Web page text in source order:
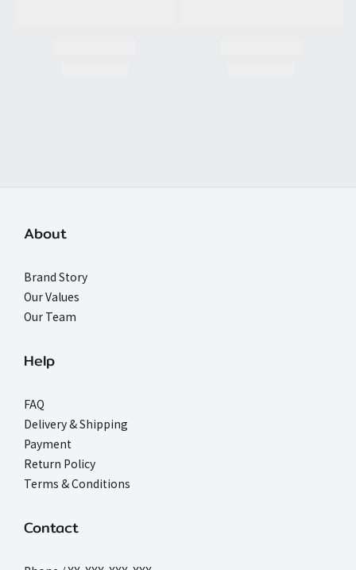
About
Brand Story
Our Values
Our Team
Help
FAQ
Delivery & Shipping
Payment
Return Policy
Terms & Conditions
Contact